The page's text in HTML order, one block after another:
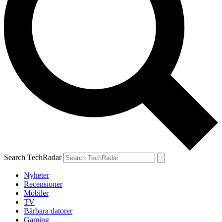
Search TechRadar
Nyheter
Recensioner
Mobiler
TV
Bärbara datorer
Gaming